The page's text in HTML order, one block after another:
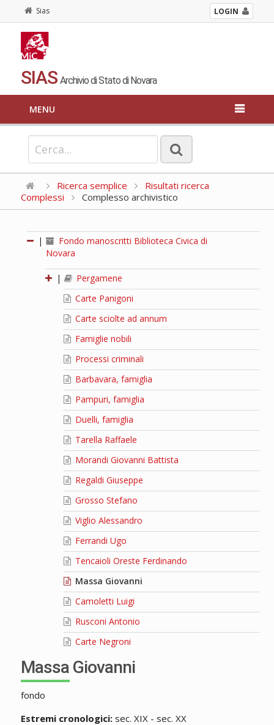
Sias LOGIN
SIAS Archivio di Stato di Novara
MENU
Ricerca semplice
Risultati ricerca
Complessi
Complesso archivistico
|
Fondo manoscritti Biblioteca Civica di
Novara
|
Pergamene
Carte Panigoni
Carte sciolte ad annum
Famiglie nobili
Processi criminali
Barbavara, famiglia
Pampuri, famiglia
Duelli, famiglia
Tarella Raffaele
Morandi Giovanni Battista
Regaldi Giuseppe
Grosso Stefano
Viglio Alessandro
Ferrandi Ugo
Tencaioli Oreste Ferdinando
Massa Giovanni
Camoletti Luigi
Rusconi Antonio
Carte Negroni
Massa Giovanni
fondo
Estremi cronologici:sec. XIX - sec. XX